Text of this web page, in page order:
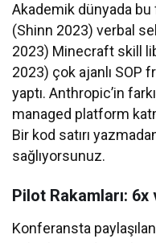
Akademik dünyada
(Shinn 2023) verbal
2023) Minecraft skill
2023) çok ajanlı SOP
yaptı. Anthropic’in
managed platform
Bir kod satırı
sağlıyorsunuz.
Pilot Rakamları: 6x
Konferansta